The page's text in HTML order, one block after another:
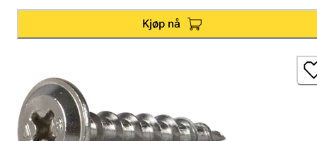
Kjøp nå